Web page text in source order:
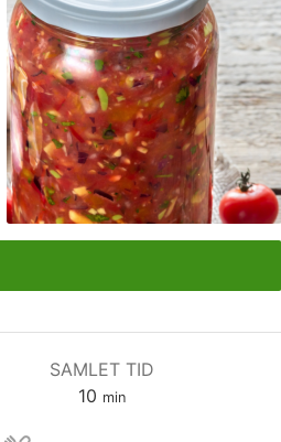
SAMLET TID
10 minutter
min